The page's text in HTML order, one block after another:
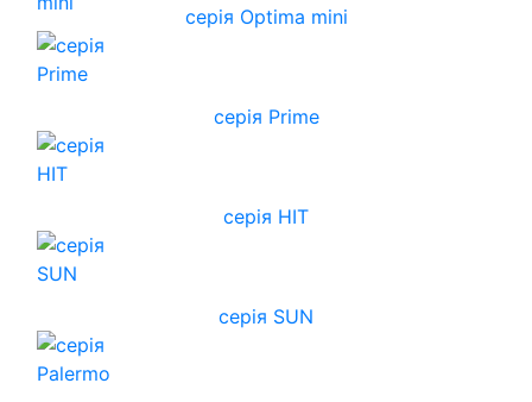
серія Optima mini
серія Prime
серія HIT
серія SUN